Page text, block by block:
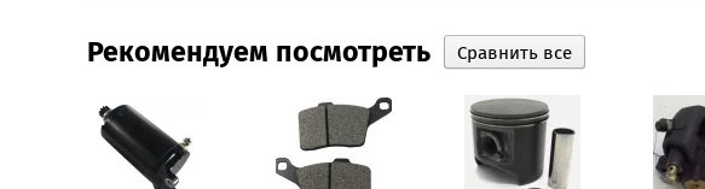
Рекомендуем посмотреть